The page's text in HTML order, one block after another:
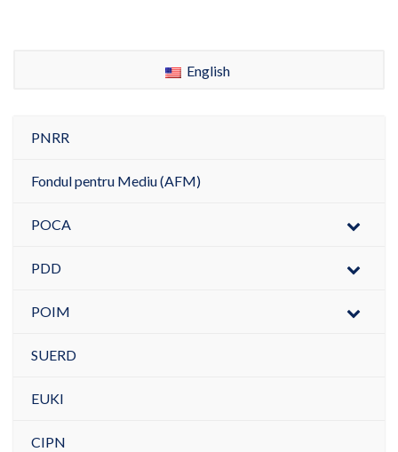
English
PNRR
Fondul pentru Mediu (AFM)
POCA
PDD
POIM
SUERD
EUKI
CIPN